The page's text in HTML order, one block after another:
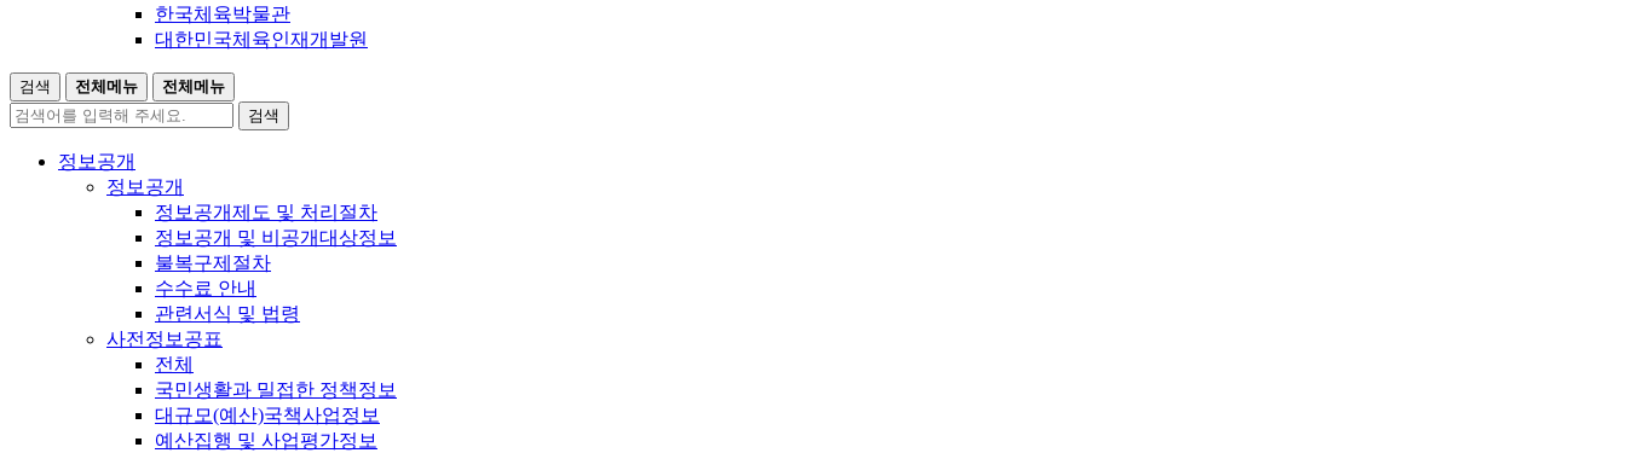
한국체육박물관
대한민국체육인재개발원
검색 전체메뉴
전체메뉴
검색
정보공개
정보공개
정보공개제도 및 처리절차
정보공개 및 비공개대상정보
불복구제절차
수수료 안내
관련서식 및 법령
사전정보공표
전체
국민생활과 밀접한 정책정보
대규모(예산)국책사업정보
예산집행 및 사업평가정보